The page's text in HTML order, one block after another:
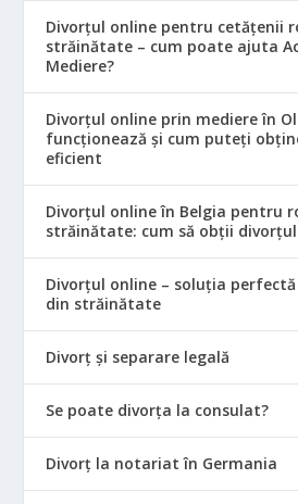
Divorțul online pentru cetățenii
străinătate – cum poate ajuta
Mediere?
Divorțul online prin mediere în
funcționează și cum puteți
eficient
Divorțul online în Belgia pentru
străinătate: cum să obții
Divorțul online – soluția
din străinătate
Divorț și separare legală
Se poate divorța la consulat?
Divorț la notariat în Germania